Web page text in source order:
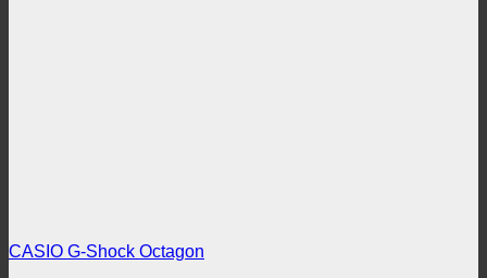
CASIO G-Shock Octagon